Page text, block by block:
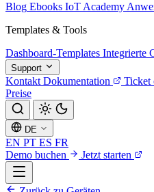
Blog Ebooks IoT Academy
Templates & Tools
Dashboard-Templates Integrierte
Support
Kontakt Dokumentation Ticket
Preise
DE
EN PT ES FR
Demo buchen
Jetzt starten